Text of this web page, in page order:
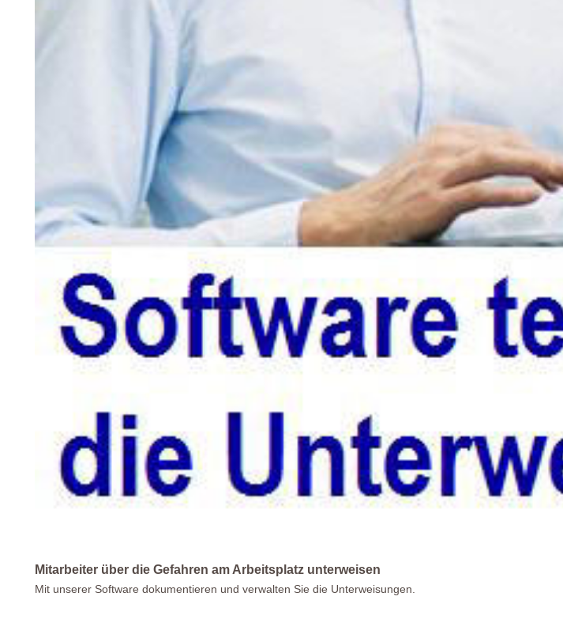
Mitarbeiter über die Gefahren am Arbeitsplatz unterweisen
Mit unserer Software dokumentieren und verwalten Sie die Unterweisungen.